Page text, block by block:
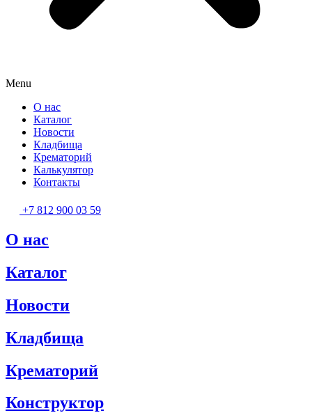
Menu
О нас
Каталог
Новости
Кладбища
Крематорий
Калькулятор
Контакты
+7 812 900 03 59
О нас
Каталог
Новости
Кладбища
Крематорий
Конструктор